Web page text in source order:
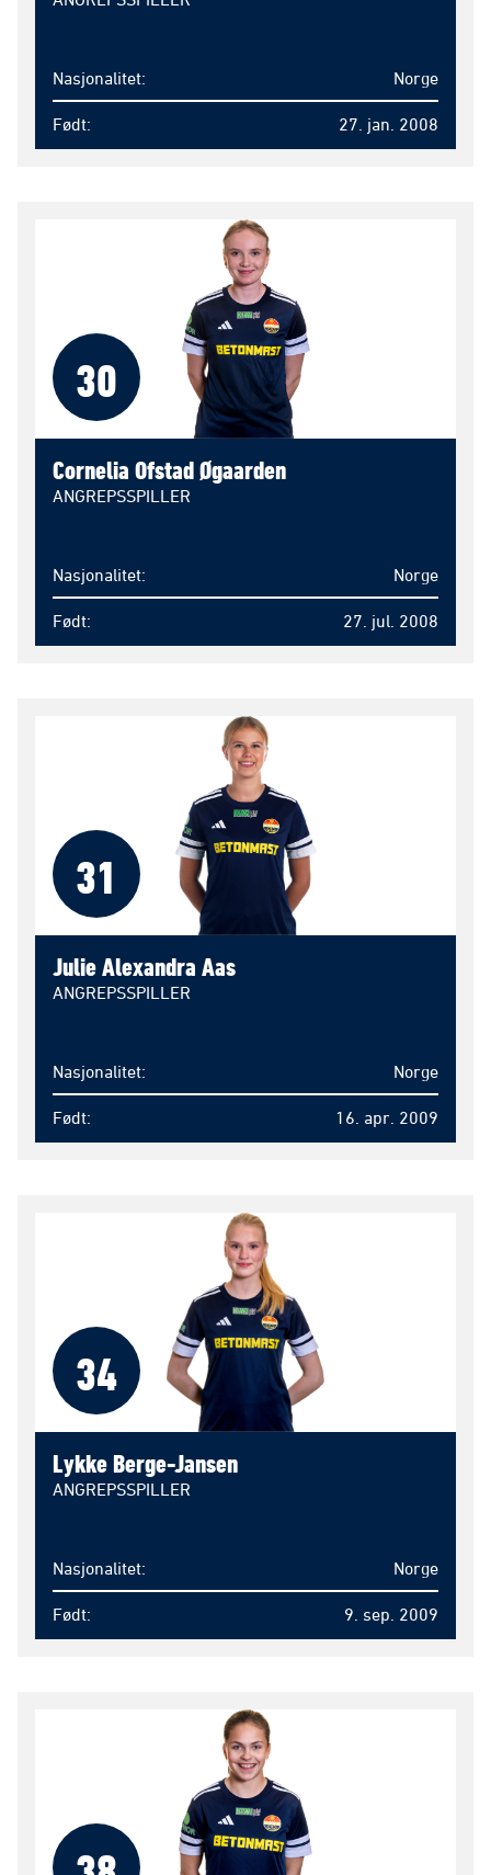
Nasjonalitet Norge
Født 27. jan. 2008
30
Cornelia Ofstad Øgaarden
ANGREPSSPILLER
Nasjonalitet Norge
Født 27. jul. 2008
31
Julie Alexandra Aas
ANGREPSSPILLER
Nasjonalitet Norge
Født 16. apr. 2009
34
Lykke Berge-Jansen
ANGREPSSPILLER
Nasjonalitet Norge
Født 9. sep. 2009